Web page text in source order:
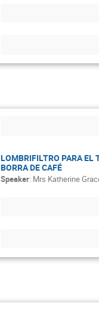
LOMBRIFILTRO PARA EL
BORRA DE CAFÉ
Speaker: Mrs Katherine